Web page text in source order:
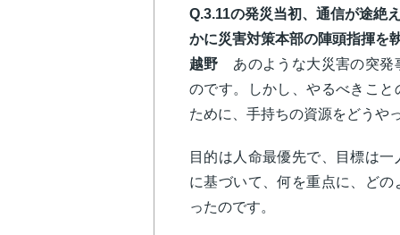
Q.3.11の発災当初、通信が途絶
かに災害対策本部の陣頭指揮を
越野 あのような大災害の突発
のです。しかし、やるべきこ
ために、手持ちの資源をどうや
目的は人命最優先で、目標は
に基づいて、何を重点に、ど
ったのです。